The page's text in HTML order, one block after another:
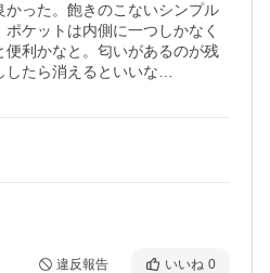
った。飽きのこないシンプル
ケットは内側に一つしかなく
便利かなと。匂いがあるのが残
たら消えるといいな…
違反報告 いいね 0